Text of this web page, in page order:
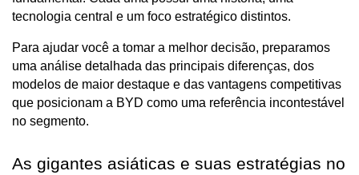
tecnologia central e um foco estratégico distintos.
Para ajudar você a tomar a melhor decisão, preparamos
uma análise detalhada das principais diferenças, dos
modelos de maior destaque e das vantagens competitivas
que posicionam a BYD como uma referência incontestável
no segmento.
As gigantes asiáticas e suas estratégias no